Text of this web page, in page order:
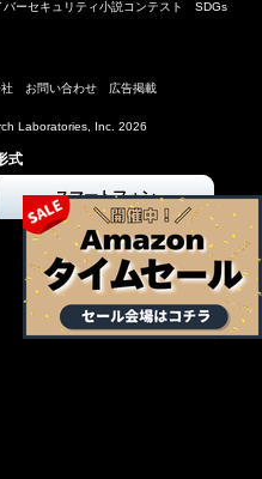
バーセキュリティ小説コンテスト SDGs
お問い合わせ 広告掲載
Laboratories, Inc. 2026
式
スマートフォン